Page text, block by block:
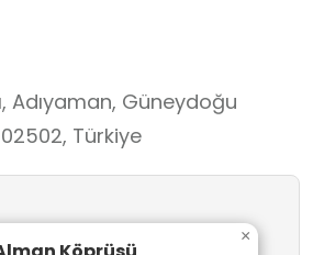
yer şekilleri, vadi yapısı
Teknoloji–
teknikleri
yöneltilebilir: Neden bu
Almanlar neden bu
Köprü günümüzde neden
Adıyaman, Güneydoğu
Türkiye
×